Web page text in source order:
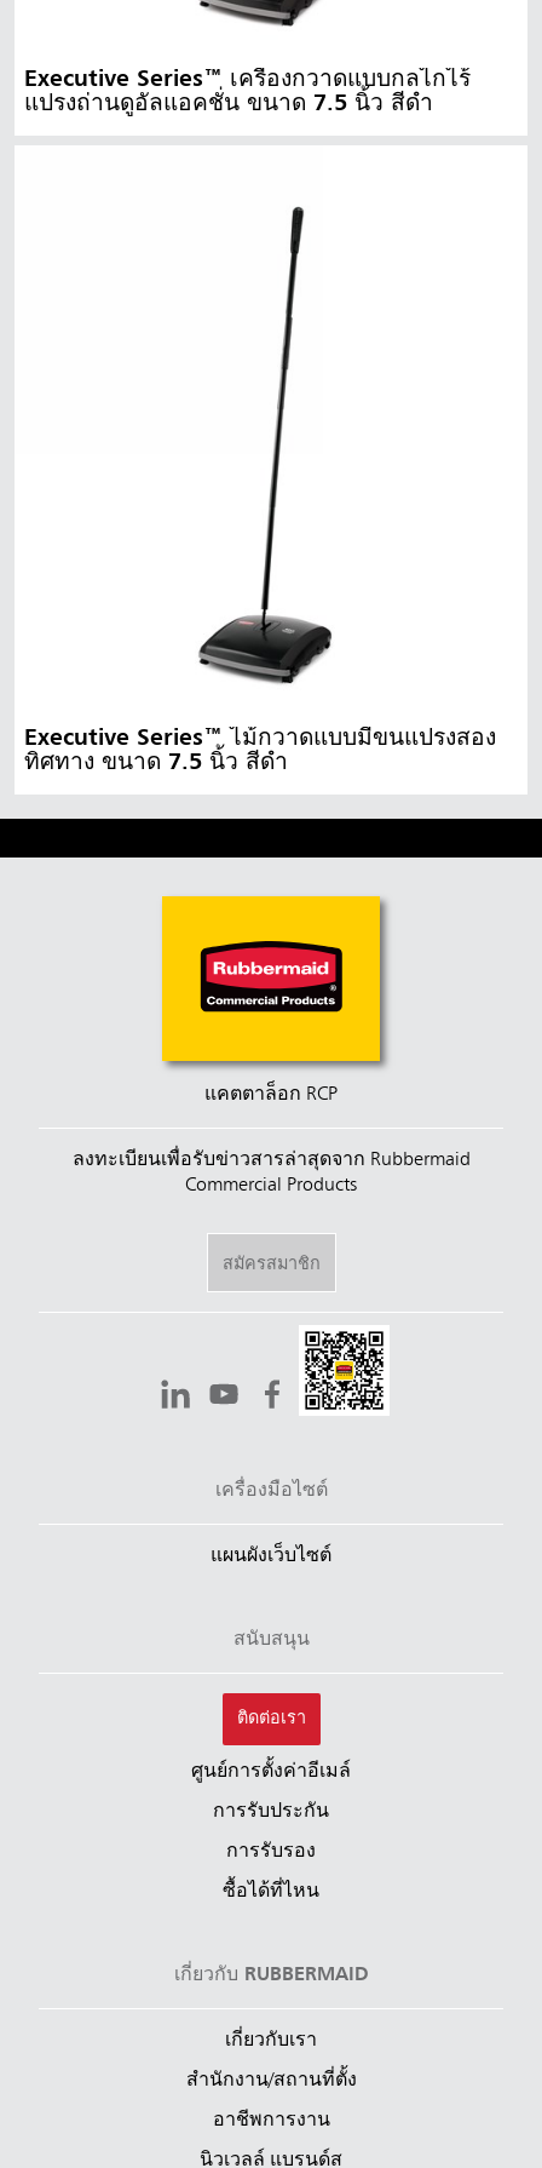
Executive Series™ เครื่องกวาดแบบกลไกไร้
แปรงถ่านดูอัลแอคชั่น ขนาด 7.5 นิ้ว สีดำ
Executive Series™ ไม้กวาดแบบมีขนแปรงสอง
ทิศทาง ขนาด 7.5 นิ้ว สีดำ
แคตตาล็อก RCP
ลงทะเบียนเพื่อรับข่าวสารล่าสุดจาก Rubbermaid
Commercial Products
สมัครสมาชิก
เครื่องมือไซต์
แผนผังเว็บไซต์
สนับสนุน
ติดต่อเรา
ศูนย์การตั้งค่าอีเมล์
การรับประกัน
การรับรอง
ซื้อได้ที่ไหน
เกี่ยวกับ RUBBERMAID
เกี่ยวกับเรา
สำนักงาน/สถานที่ตั้ง
อาชีพการงาน
นิวเวลล์ แบรนด์ส